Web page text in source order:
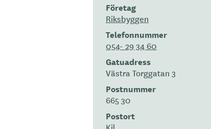
Företag
Riksbyggen
Telefonnummer
054- 29 34 60
Gatuadress
Västra Torggatan 3
Postnummer
665 30
Postort